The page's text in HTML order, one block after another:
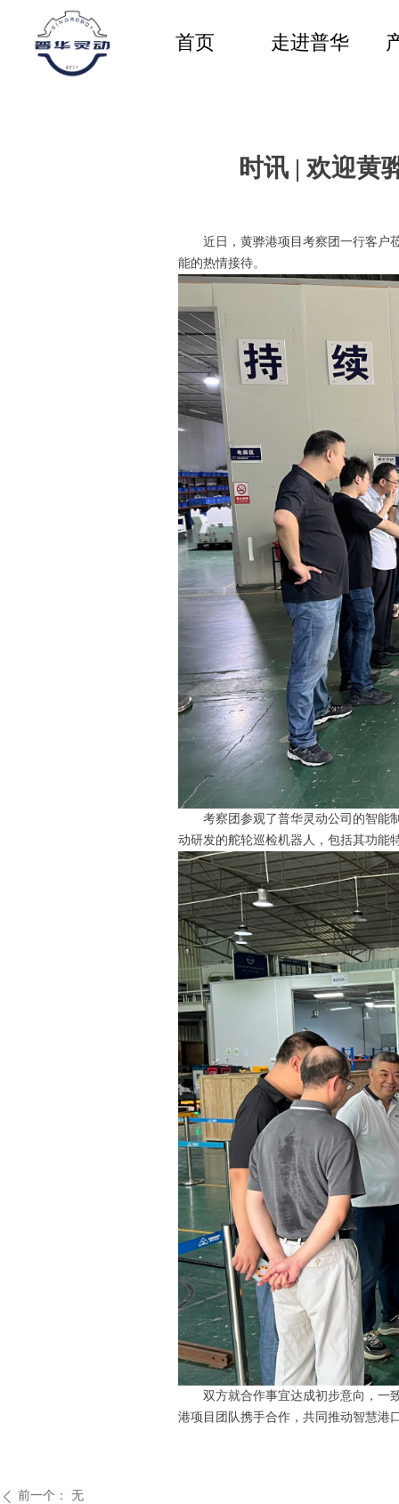
首页 走进普华
时讯 | 欢迎黄
近日，黄骅港项目考察团一行客户
能的热情接待。
考察团参观了普华灵动公司的智能
动研发的舵轮巡检机器人，包括其功能
双方就合作事宜达成初步意向，一
港项目团队携手合作，共同推动智慧港
ꄴ 前一个： 无